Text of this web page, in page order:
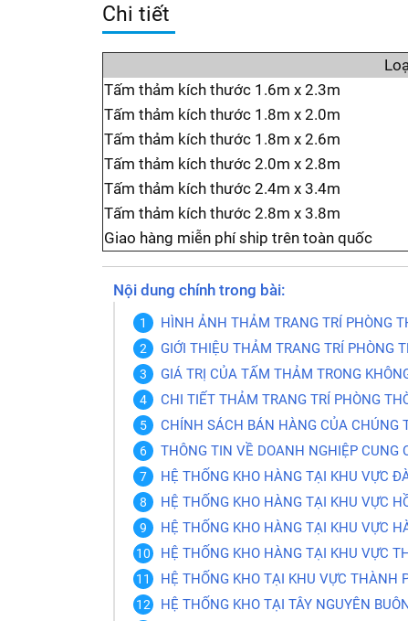
Chi tiết
Tấm thảm kích thước 1.6m x 2.3m
Tấm thảm kích thước 1.8m x 2.0m
Tấm thảm kích thước 1.8m x 2.6m
Tấm thảm kích thước 2.0m x 2.8m
Tấm thảm kích thước 2.4m x 3.4m
Tấm thảm kích thước 2.8m x 3.8m
Giao hàng miễn phí ship trên toàn quốc
Nội dung chính trong bài:
HÌNH ẢNH THẢM TRANG TRÍ PHÒNG
GIỚI THIỆU THẢM TRANG TRÍ PHÒNG
GIÁ TRỊ CỦA TẤM THẢM TRONG
CHI TIẾT THẢM TRANG TRÍ PHÒNG
CHÍNH SÁCH BÁN HÀNG CỦA CHÚNG
THÔNG TIN VỀ DOANH NGHIỆP CUNG
HỆ THỐNG KHO HÀNG TẠI KHU VỰC
HỆ THỐNG KHO HÀNG TẠI KHU VỰC
HỆ THỐNG KHO HÀNG TẠI KHU VỰC
HỆ THỐNG KHO HÀNG TẠI KHU VỰC
HỆ THỐNG KHO TẠI KHU VỰC THÀNH
HỆ THỐNG KHO TẠI TÂY NGUYÊN